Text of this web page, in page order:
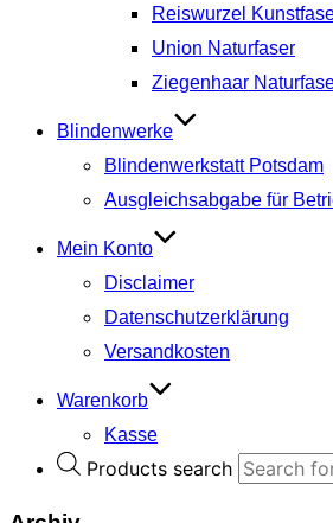
Reiswurzel
Union Naturfaser
Ziegenhaar
Blindenwerke
Blindenwerkstatt Potsdam
Ausgleichsabgabe für
Mein Konto
Disclaimer
Datenschutzerklärung
Versandkosten
Warenkorb
Kasse
Products search